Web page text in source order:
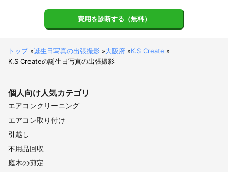
仲卸業
地域のスーパーに対して商品卸売を担当。商談から営業までを担
当し、年間10億円の売上目標に貢献。
取引先情報
株式会社トラーチ：広告制作および映像コンテンツの提供
PAPAS&MAMAS：採用動画の制作とSNS運用支援
有限会社TSP：デジタルサイネージ広告のディレクションおよび
アピールポイント
「映像は、想いを伝える手段である」と、私は本気で信じていま
す。
費用を診断する（無料）
トップ»誕生日写真の出張撮影 »大阪府 »K.S Create »
K.S Createの誕生日写真の出張撮影
個人向け人気カテゴリ
エアコンクリーニング
エアコン取り付け
引越し
不用品回収
庭木の剪定